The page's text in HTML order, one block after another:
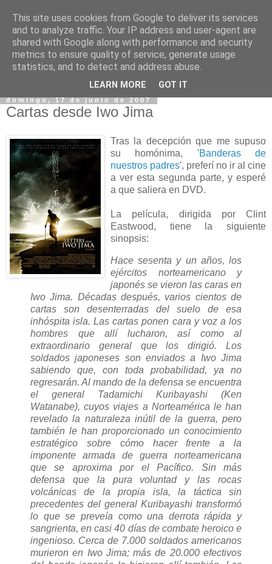
domingo, 17 de junio de 2007
Cartas desde Iwo Jima
Tras la decepción que me supuso
su homónima, 'Banderas de
nuestros padres', preferí no ir al cine
a ver esta segunda parte, y esperé
a que saliera en DVD.
La película, dirigida por Clint
Eastwood, tiene la siguiente
sinopsis:
Hace sesenta y un años, los
ejércitos norteamericano y
japonés se vieron las caras en
Iwo Jima. Décadas después, varios cientos de
cartas son desenterradas del suelo de esa
inhóspita isla. Las cartas ponen cara y voz a los
hombres que allí lucharon, así como al
extraordinario general que los dirigió. Los
soldados japoneses son enviados a Iwo Jima
sabiendo que, con toda probabilidad, ya no
regresarán. Al mando de la defensa se encuentra
el general Tadamichi Kuribayashi (Ken
Watanabe), cuyos viajes a Norteamérica le han
revelado la naturaleza inútil de la guerra, pero
también le han proporcionado un conocimiento
estratégico sobre cómo hacer frente a la
imponente armada de guerra norteamericana
que se aproxima por el Pacífico. Sin más
defensa que la pura voluntad y las rocas
volcánicas de la propia isla, la táctica sin
precedentes del general Kuribayashi transformó
lo que se preveía como una derrota rápida y
sangrienta, en casi 40 días de combate heroico e
ingenioso. Cerca de 7.000 soldados americanos
murieron en Iwo Jima; más de 20.000 efectivos
This site uses cookies from Google to deliver its services
and to analyze traffic. Your IP address and user-agent are
shared with Google along with performance and security
metrics to ensure quality of service, generate usage
statistics, and to detect and address abuse.
LEARN MORE GOT IT